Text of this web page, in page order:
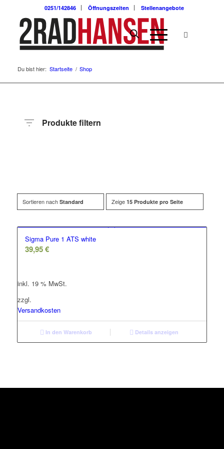
0251/142846 Öffnungszeiten Stellenangebote
Du bist hier: Startseite / Shop
Produkte filtern
Sortieren nach Standard Zeige 15 Produkte pro Seite
Sigma Pure 1 ATS white
39,95€
inkl. 19 % MwSt.
zzgl.
Versandkosten
In den Warenkorb Details anzeigen